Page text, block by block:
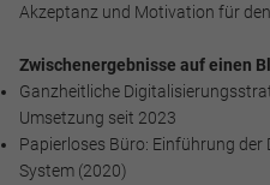
Akzeptanz und Motivation für den
Zwischenergebnisse auf einen
Ganzheitliche
Umsetzung seit 2023
Papierloses Büro: Einführung der
System (2020)
Notwendig
Diese werden für die
und helfen dabei, unsere
Zugriffe auf sichere Bereiche
Cookie Informationen